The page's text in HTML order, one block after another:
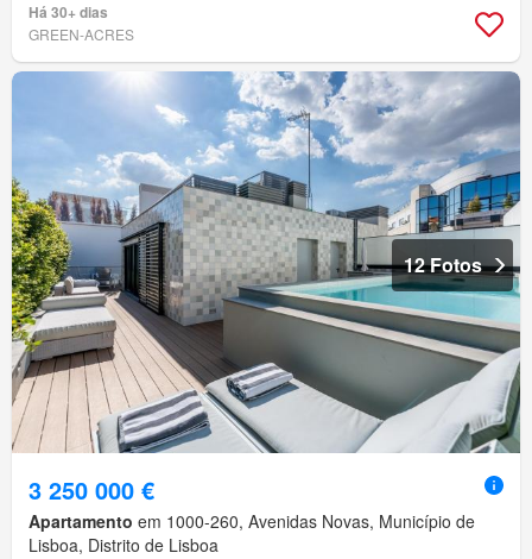
Há 30+ dias
GREEN-ACRES
12 Fotos
3 250 000 €
Apartamento em 1000-260, Avenidas Novas, Município de
Lisboa, Distrito de Lisboa